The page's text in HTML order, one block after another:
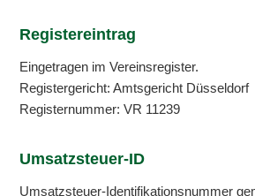
Registereintrag
Eingetragen im Vereinsregister.
Registergericht: Amtsgericht Düsseldorf
Registernummer: VR 11239
Umsatzsteuer-ID
Umsatzsteuer-Identifikationsnummer